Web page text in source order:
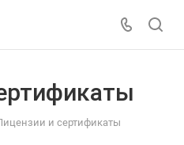
и сертификаты